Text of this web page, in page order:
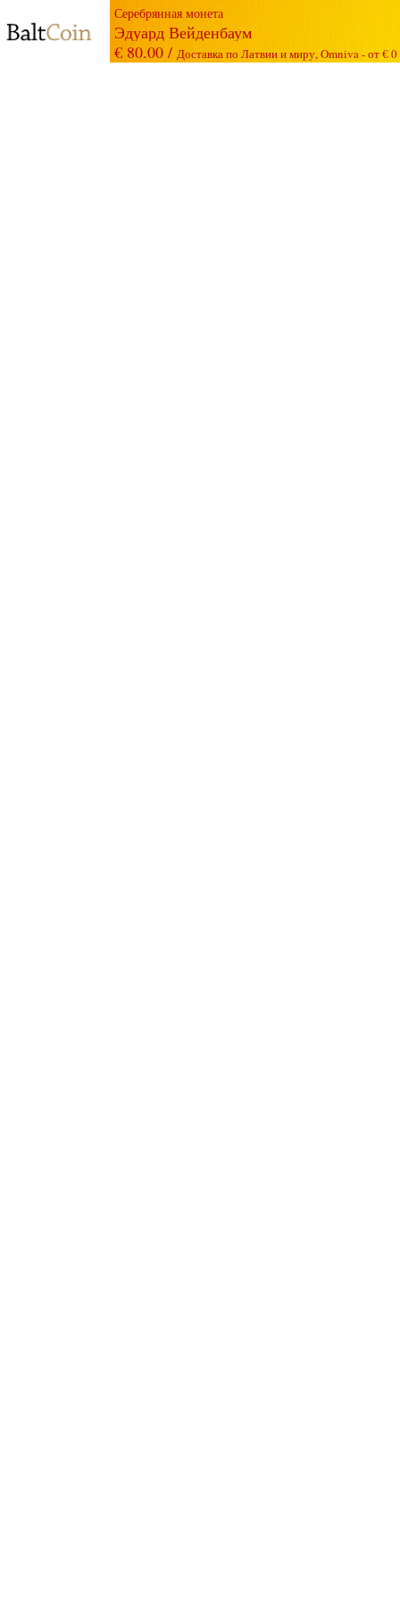
Серебрянная монета
Эдуард Вейденбаум
€ 80.00 / Доставка по Латвии и миру, Omniva - от € 0